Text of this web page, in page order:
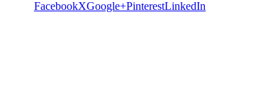
FacebookXGoogle+PinterestLinkedIn